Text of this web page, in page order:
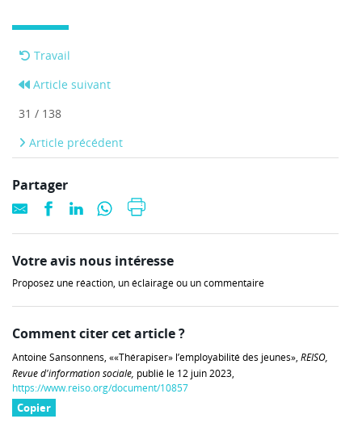
Travail
Article suivant
31 / 138
Article précédent
Partager
Votre avis nous intéresse
Proposez une réaction, un éclairage ou un commentaire
Comment citer cet article ?
Antoine Sansonnens, ««Thérapiser» l’employabilité des jeunes», REISO,
Revue d'information sociale, publié le 12 juin 2023,
https://www.reiso.org/document/10857
Copier